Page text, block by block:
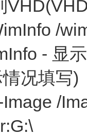
/
- 显
况填写)
/